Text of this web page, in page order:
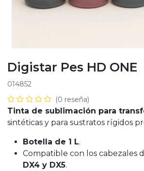
Digistar Pes HD ONE
014852
(0 reseña)
Tinta de sublimación para
sintéticas y para sustratos rígidos
Botella de 1 L.
Compatible con los cabezales
DX4 y DX5.